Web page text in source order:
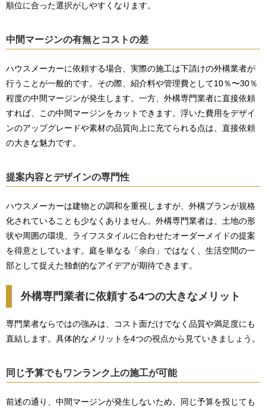
順位に合った選択がしやすくなります。
中間マージンの有無とコストの差
ハウスメーカーに依頼する場合、実際の施工は下請けの外構業者が
行うことが一般的です。その際、紹介料や管理費として10％〜30％
程度の中間マージンが発生します。一方、外構専門業者に直接依頼
すれば、この中間マージンをカットできます。浮いた費用をデザイ
ンのアップグレードや素材の品質向上に充てられる点は、直接依頼
の大きな魅力です。
提案内容とデザインの専門性
ハウスメーカーは建物との調和を重視しますが、外構プランが規格
化されていることも少なくありません。外構専門業者は、土地の形
状や周囲の環境、ライフスタイルに合わせたオーダーメイドの提案
を得意としています。庭を単なる「余白」ではなく、生活空間の一
部として捉えた独創的なアイデアが期待できます。
外構専門業者に依頼する4つの大きなメリット
専門業者ならではの強みは、コスト面だけでなく品質や満足度にも
直結します。具体的なメリットを4つの視点から見ていきましょう。
同じ予算でもワンランク上の施工が可能
前述の通り、中間マージンが発生しないため、同じ予算を投じても